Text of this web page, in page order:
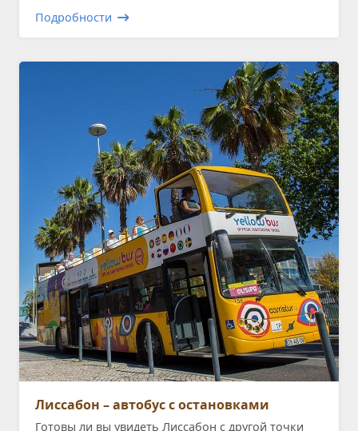
Подробности
Лиссабон – автобус с остановками
Готовы ли вы увидеть Лиссабон с другой точки